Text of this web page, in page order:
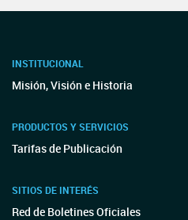
INSTITUCIONAL
Misión, Visión e Historia
PRODUCTOS Y SERVICIOS
Tarifas de Publicación
SITIOS DE INTERÉS
Red de Boletines Oficiales